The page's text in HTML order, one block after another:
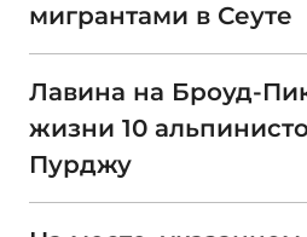
мигрантами в Сеуте
Лавина на Броуд-
жизни 10
Пурджу